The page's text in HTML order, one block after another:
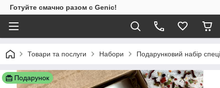
Готуйте смачно разом с Genic!
Товари та послуги Набори Подарунковий набір
Подарунок